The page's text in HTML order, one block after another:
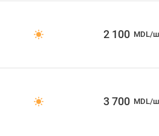
2 100 MDL/
3 700 MDL/